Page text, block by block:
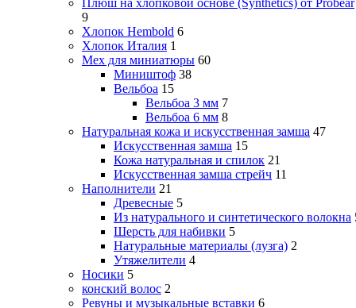
9
Хлопок Hembold 6
Хлопок Италия 1
Мех для миниатюры 60
Миништоф 38
Вельбоа 15
Вельбоа 3 мм 7
Вельбоа 6 мм 8
Натуральная кожа и искусственная замша 47
Искусственная замша 15
Кожа натуральная и спилок 21
Искусственная замша стрейч 11
Наполнители 21
Древесные 5
Из натурального и синтетического волокна
Шерсть для набивки 5
Натуральные материалы (лузга) 2
Утяжелители 4
Носики 5
конский волос 2
Ревуны и музыкальные вставки 6